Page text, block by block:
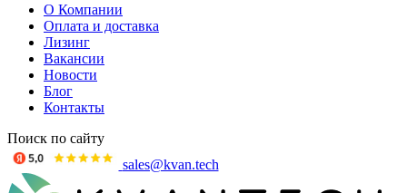
О Компании
Оплата и доставка
Лизинг
Вакансии
Новости
Блог
Контакты
Поиск по сайту
sales@kvan.tech